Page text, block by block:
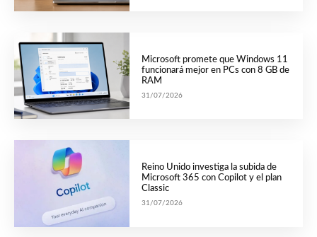
Microsoft promete que Windows 11
funcionará mejor en PCs con 8 GB de
RAM
31/07/2026
Reino Unido investiga la subida de
Microsoft 365 con Copilot y el plan
Classic
31/07/2026